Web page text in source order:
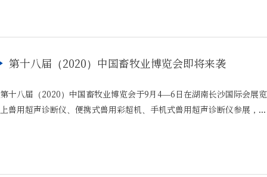
第十八届（2020）中国畜牧业博览会即将来袭
第十八届（2020）中国畜牧业博览会于9月4—6日在湖南长沙国际会展
上兽用超声诊断仪、便携式兽用彩超机、手机式兽用超声诊断仪参展，...